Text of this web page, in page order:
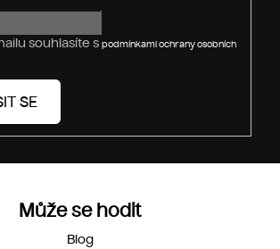
souhlasíte s podmínkami ochrany osobních
SE
Může se hodit
Blog